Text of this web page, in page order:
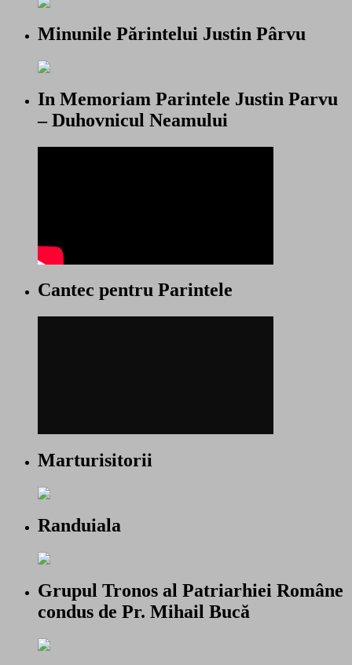
Minunile Părintelui Justin Pârvu
In Memoriam Parintele Justin Parvu
– Duhovnicul Neamului
Cantec pentru Parintele
Marturisitorii
Randuiala
Grupul Tronos al Patriarhiei Române
condus de Pr. Mihail Bucă